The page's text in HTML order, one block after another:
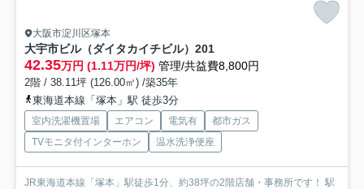
大阪市淀川区塚本
大宇市ビル（ダイタカイチビル） 201
42.35万円 (1.11万円/坪) 管理/共益費8,800円
2階 / 38.11坪 (126.00㎡) /築35年
東海道本線「塚本」駅 徒歩3分
室内洗濯機置場 エアコン 電気有
都市ガス
TVモニタ付インターホン
温水洗浄便座
JR東海道本線「塚本」駅徒歩1分、約38坪の2階店舗・事務所です！ 駅